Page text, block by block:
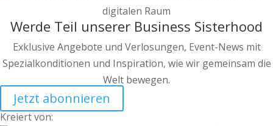
Werde Teil unserer Business Sisterhood
Exklusive Angebote und Verlosungen, Event-News mit
Spezialkonditionen und Inspiration, wie wir gemeinsam die
Welt bewegen.
Jetzt abonnieren
Kreiert von: